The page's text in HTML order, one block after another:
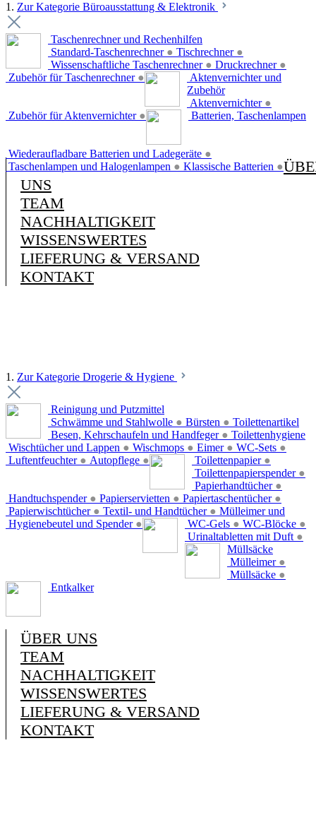
1. Zur Kategorie Büroausstattung & Elektronik
Taschenrechner und Rechenhilfen
Standard-Taschenrechner ● Tischrechner ●
Wissenschaftliche Taschenrechner ● Druckrechner ●
Zubehör für Taschenrechner ●
Aktenvernichter und
Zubehör
Aktenvernichter ●
Zubehör für Aktenvernichter ● Batterien, Taschenlampen
Wiederaufladbare Batterien und Ladegeräte ●
Taschenlampen und Halogenlampen ● Klassische Batterien ●
UNS
TEAM
NACHHALTIGKEIT
WISSENSWERTES
LIEFERUNG & VERSAND
KONTAKT
1. Zur Kategorie Drogerie & Hygiene
Reinigung und Putzmittel
Schwämme und Stahlwolle ● Bürsten ●
Besen, Kehrschaufeln und Handfeger ●
Wischtücher und Lappen ● Wischmops ● Eimer ● WC-Sets ●
Luftentfeuchter ● Autopflege ●
Toilettenartikel
Toilettenpapier ●
Toilettenpapierspender ●
Papierhandtücher ●
Handtuchspender ● Papierservietten ● Papiertaschentücher ●
Papierwischtücher ● Textil- und Handtücher ●
Hygienebeutel und Spender ●
Toilettenhygiene
WC-Gels ● WC-Blöcke ●
Urinaltabletten mit Duft ●
Mülleimer und
Müllsäcke
Mülleimer ●
Müllsäcke ●
Entkalker
ÜBER UNS
TEAM
NACHHALTIGKEIT
WISSENSWERTES
LIEFERUNG & VERSAND
KONTAKT